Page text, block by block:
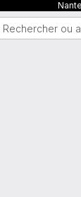
Rechercher ou